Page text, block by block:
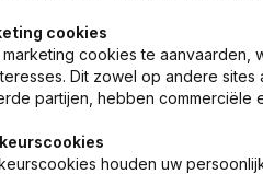
Publicatie
cookies
cookies te aanvaarden,
Dit zowel op andere
partijen, hebben commerciële
houden uw